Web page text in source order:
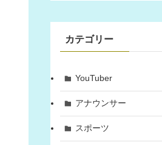
カテゴリー
YouTuber
アナウンサー
スポーツ